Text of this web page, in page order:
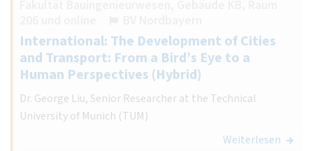
International: The Development of Cities
and Transport: From a Bird’s Eye to a
Human Perspectives (Hybrid)
Dr. George Liu, Senior Researcher at the Technical
University of Munich (TUM)
Weiterlesen